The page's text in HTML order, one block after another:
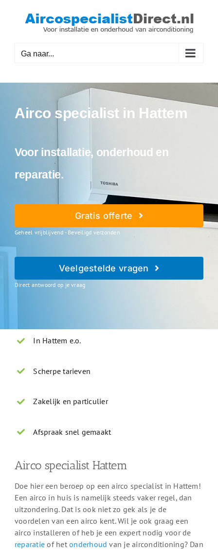
Ga naar...
Airco specialist in Hattem
Voor installatie, onderhoud en
reparatie.
Gratis offerte
Geheel vrijblijvend - Beveiligd verzonden
Veelgestelde vragen
Direct antwoord op je vraag
In Hattem e.o.
Scherpe tarieven
Zakelijk en particulier
Afspraak snel gemaakt
Airco specialist Hattem
Doe hier een beroep op een airco specialist in Hattem!
Een airco in huis is namelijk steeds vaker regel, dan
uitzondering. Dat is ook niet zo gek als je de
voordelen van een airco kent. Wil je ook graag een
airco installeren of heb je een expert nodig voor de
reparatie of hetonderhoud van je airconditioning? Dan